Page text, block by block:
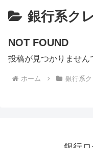
銀行系ク
NOT FOUND
投稿が見つかりません
ホーム 銀行系